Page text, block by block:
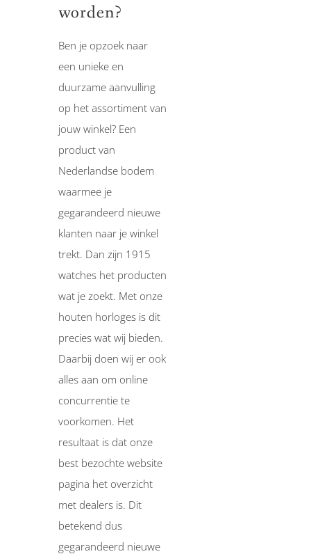
worden?
Ben je opzoek naar
een unieke en
duurzame aanvulling
op het assortiment van
jouw winkel? Een
product van
Nederlandse bodem
waarmee je
gegarandeerd nieuwe
klanten naar je winkel
trekt. Dan zijn 1915
watches het producten
wat je zoekt. Met onze
houten horloges is dit
precies wat wij bieden.
Daarbij doen wij er ook
alles aan om online
concurrentie te
voorkomen. Het
resultaat is dat onze
best bezochte website
pagina het overzicht
met dealers is. Dit
betekend dus
gegarandeerd nieuwe